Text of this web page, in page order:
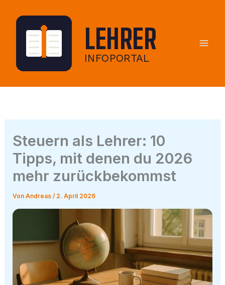
Inhalt
springen
Steuern als Lehrer: 10
Tipps, mit denen du 2026
mehr zurückbekommst
VonAndreas/ 2. April 2026